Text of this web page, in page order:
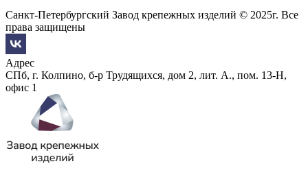
Санкт-Петербургский Завод крепежных изделий © 2025г. Все
права защищены
Адрес
СПб, г. Колпино, б-р Трудящихся, дом 2, лит. А., пом. 13-Н,
офис 1